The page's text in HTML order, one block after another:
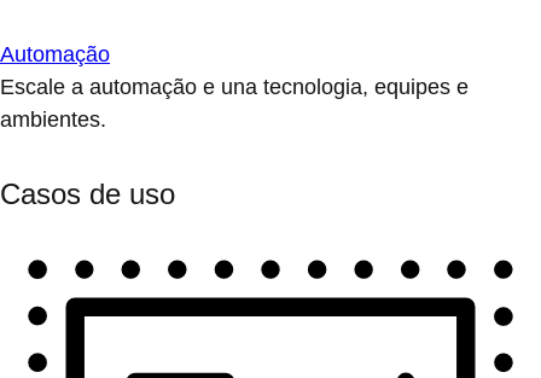
Automação
Escale a automação e una tecnologia, equipes e
ambientes.
Casos de uso